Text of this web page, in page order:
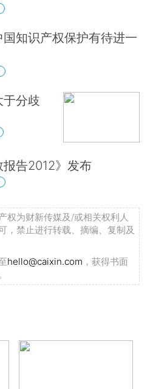
知识产权保护有待进一
于分歧
报告2012》发布
权为财新传媒及/或相关权利人
，禁止进行转载、摘编、复制及
hello@caixin.com ，获得书面